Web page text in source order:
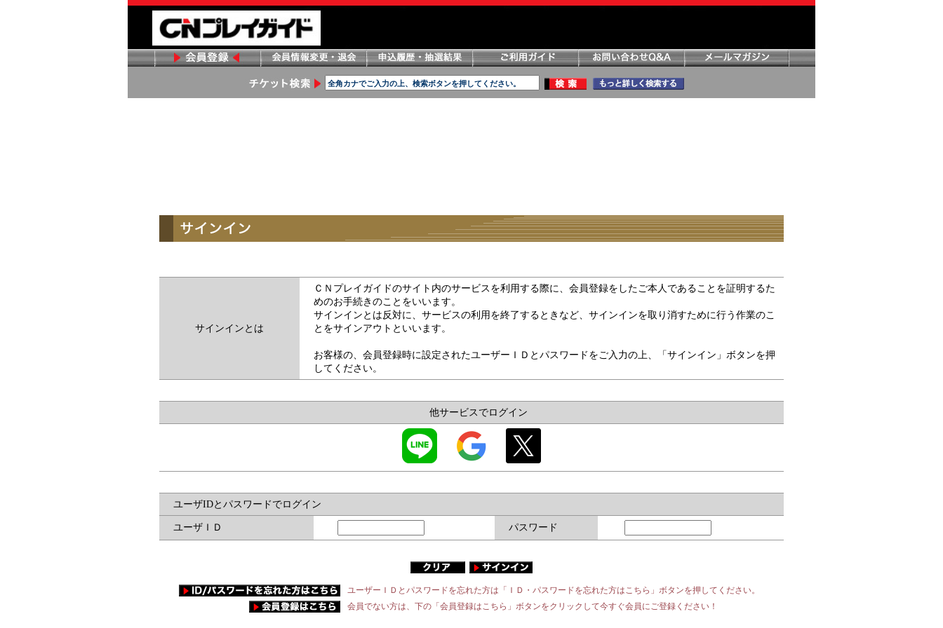
サインインとは
ＣＮプレイガイドのサイト内のサービスを利用する際に、会員登録をしたご本人であることを証明するた
めのお手続きのことをいいます。
サインインとは反対に、サービスの利用を終了するときなど、サインインを取り消すために行う作業のこ
とをサインアウトといいます。
お客様の、会員登録時に設定されたユーザーＩＤとパスワードをご入力の上、「サインイン」ボタンを押
してください。
他サービスでログイン
ユーザIDとパスワードでログイン
ユーザＩＤ パスワード
ユーザーＩＤとパスワードを忘れた方は「ＩＤ・パスワードを忘れた方はこちら」ボタンを押してください。
会員でない方は、下の「会員登録はこちら」ボタンをクリックして今すぐ会員にご登録ください！